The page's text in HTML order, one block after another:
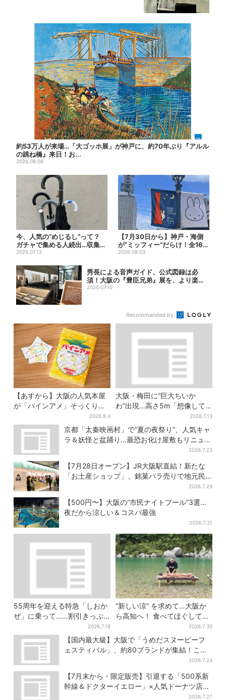
約53万人が来場…「大ゴッホ展」が神戸に、約70年ぶり『アルル
の跳ね橋』来日！お...
2026.08.08
今、人気の“めじるし”って？
ガチャで集める人続出…収集家
とメーカーに聞いたヒッ...
2026.07.12
【7月30日から】神戸・海側
が“ミッフィー”だらけ！全16施
設でパン、スイーツ、...
2026.08.03
秀長による音声ガイド、公式図録は必
須！大阪の『豊臣兄弟』展を、より楽し
む方法４選
2026.07.10
Recommended by
【あすから】大阪の人気本屋
が「パインアメ」そっくりの
ブックカバー開発、梅田で先
行販売
2026.8.4
大阪・梅田に“巨大ちいか
わ”出現…高さ5m「想像して
たより結構デカい」「ちい
さ…くはない」
2026.7.13
京都「太秦映画村」で“夏の夜祭り”、人気キャ
ラ＆妖怪と盆踊り…最恐お化け屋敷もリニュー
2026.7.23
【7月28日オープン】JR大阪駅直結！新たな
「お土産ショップ」、銘菓バラ売りで地元民
2026.7.29
【500円〜】大阪の“市民ナイトプール”3選…
夜だから涼しい＆コスパ最強
2026.7.31
55周年を迎える特急「しおか
ぜ」に乗って……割引きっぷ
で、松山・道後温泉と南予を
満喫【大阪から愛媛へおトク
旅】
2026.7.16
“新しい涼” を求めて…大阪か
ら高知へ！ 食べてほぐして
「仁淀ブルー」でととのう体
験旅【2026夏最新版】
2026.7.30
【国内最大級】大阪で「うめだスヌーピーフ
ェスティバル」、約80ブランドが集結！ここ
2026.7.24
【7月末から・限定販売】引退する「500系新
幹線＆ドクターイエロー」×人気ドーナツ店が
2026.7.27